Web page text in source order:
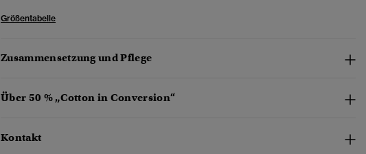
Größentabelle
Zusammensetzung und Pflege
Über 50 % „Cotton in Conversion“
Kontakt